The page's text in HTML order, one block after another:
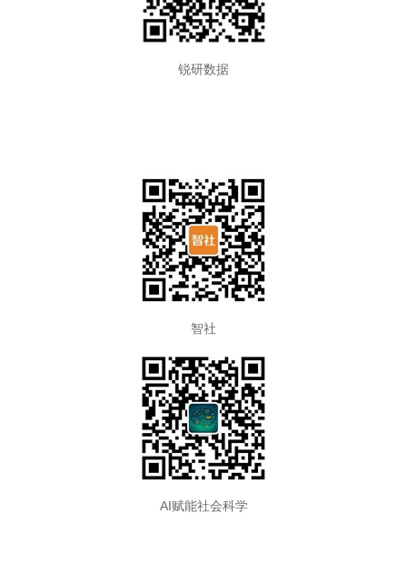
锐研数据
智社
AI赋能社会科学